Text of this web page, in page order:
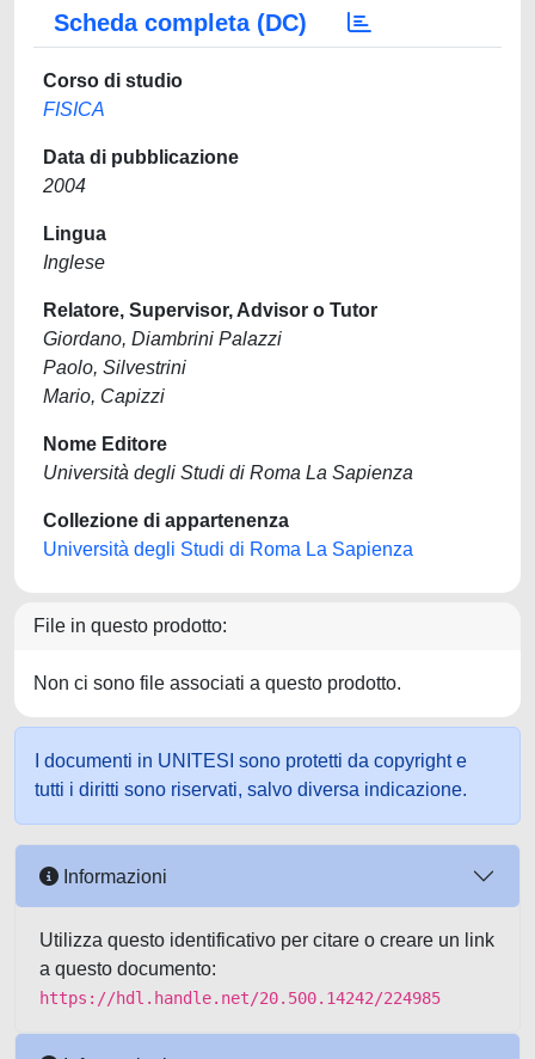
Scheda completa (DC)
Corso di studio
FISICA
Data di pubblicazione
2004
Lingua
Inglese
Relatore, Supervisor, Advisor o Tutor
Giordano, Diambrini Palazzi
Paolo, Silvestrini
Mario, Capizzi
Nome Editore
Università degli Studi di Roma La Sapienza
Collezione di appartenenza
Università degli Studi di Roma La Sapienza
File in questo prodotto:
Non ci sono file associati a questo prodotto.
I documenti in UNITESI sono protetti da copyright e
tutti i diritti sono riservati, salvo diversa indicazione.
Informazioni
Utilizza questo identificativo per citare o creare un link
a questo documento:
https://hdl.handle.net/20.500.14242/224985